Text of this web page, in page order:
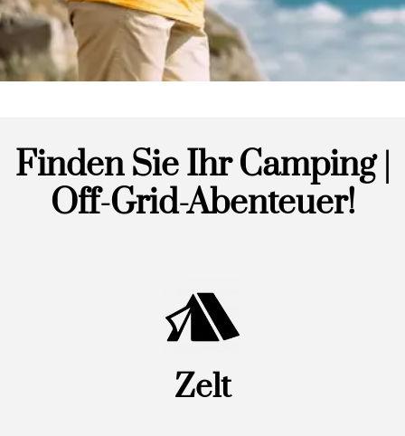
Finden Sie Ihr Camping |
Off-Grid-Abenteuer!
Zelt